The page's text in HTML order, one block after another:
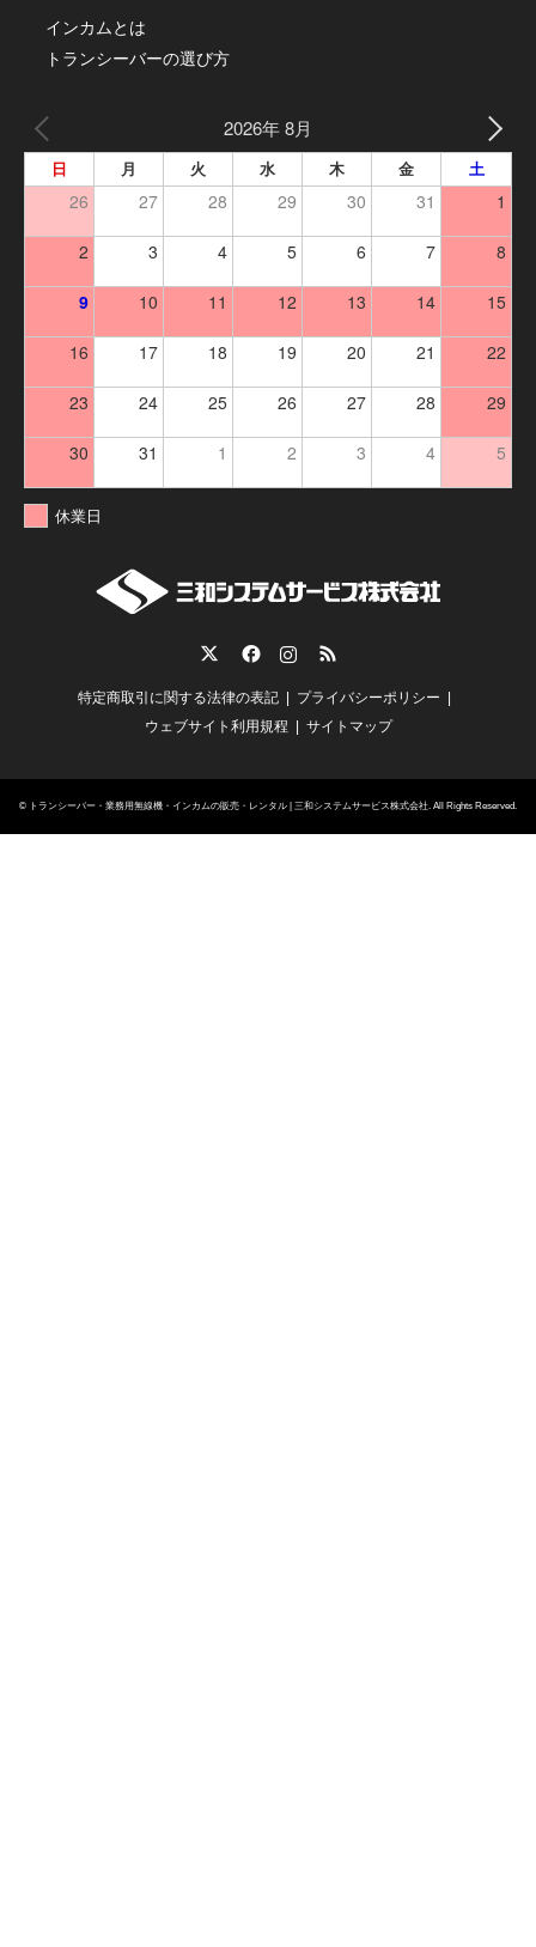
インカムとは
トランシーバーの選び方
2026年 8月
日 月 火 水 木 金 土
26 27 28 29 30 31 1
2 3 4 5 6 7 8
9 10 11 12 13 14 15
16 17 18 19 20 21 22
23 24 25 26 27 28 29
30 31 1 2 3 4 5
休業日
RSS
特定商取引に関する法律の表記
プライバシーポリシー
ウェブサイト利用規程
サイトマップ
© トランシーバー・業務用無線機・インカムの販売・レンタル | 三和システムサービス株式会社 . All Rights Reserved.